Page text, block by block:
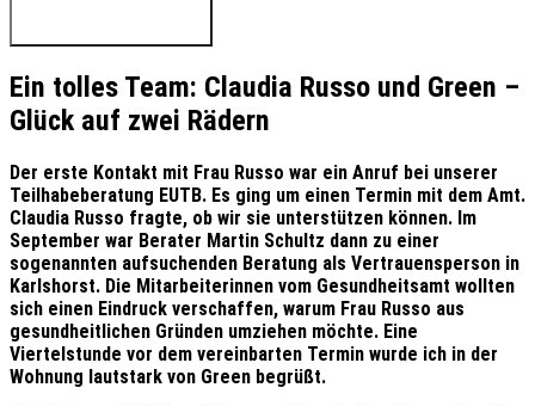
Ein tolles Team: Claudia Russo und Green –
Glück auf zwei Rädern
Der erste Kontakt mit Frau Russo war ein Anruf bei unserer
Teilhabeberatung EUTB. Es ging um einen Termin mit dem Amt.
Claudia Russo fragte, ob wir sie unterstützen können. Im
September war Berater Martin Schultz dann zu einer
sogenannten aufsuchenden Beratung als Vertrauensperson in
Karlshorst. Die Mitarbeiterinnen vom Gesundheitsamt wollten
sich einen Eindruck verschaffen, warum Frau Russo aus
gesundheitlichen Gründen umziehen möchte. Eine
Viertelstunde vor dem vereinbarten Termin wurde ich in der
Wohnung lautstark von Green begrüßt.